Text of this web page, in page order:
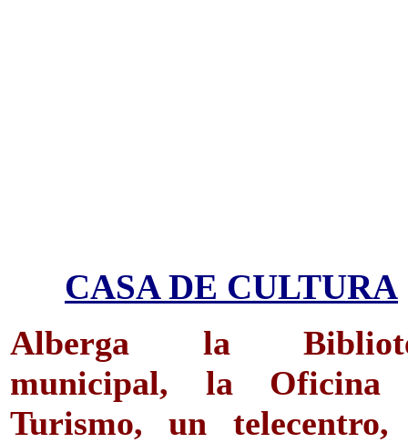
CASA DE CULTURA
Alberga la
municipal, la Oficina
Turismo, un telecentro,